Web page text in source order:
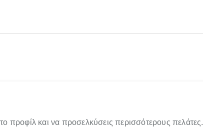
προφίλ και να προσελκύσεις περισσότερους πελάτες.